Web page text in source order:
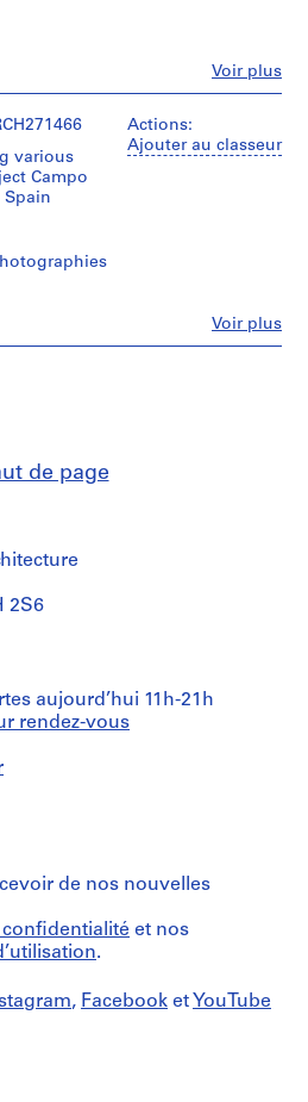
Voir plus
Actions:
Ajouter au classeur
Voir plus
various
Campo
Spain
de page
2S6
aujourd’hui 11h-21h
rendez-vous
de nos nouvelles
et nos
.
, Facebook et YouTube